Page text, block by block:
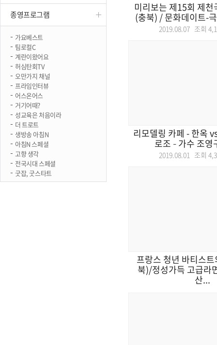
종영프로그램
가요베스트
팀로컬C
계란이왔어요
허심탄회TV
오만가지 채널
프라임인터뷰
어스온어스
거기어때?
성교육은 처음이라
더 트로트
생방송 아침N
아침N 스페셜
고향 생각
전국시대 스페셜
굿잡, 굿스타트
미리보는 제15회 제
(충북) / 문화데이트-
2019.08.07 조회
리모델링 카페 - 한옥
로조 – 가수 조
2019.08.01 조회
프랑스 청년 바티스
북)/정성가득 고급라
산...